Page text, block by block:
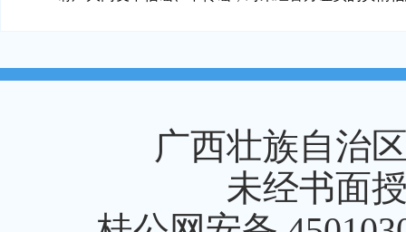
广西壮族自治
未经书面